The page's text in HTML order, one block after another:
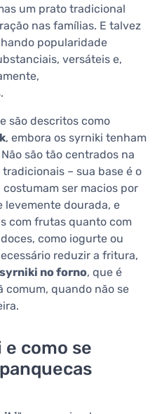
um prato tradicional
nas famílias. E talvez
popularidade
versáteis e,
são descritos como
, embora os syrniki tenham
são tão centrados na
– sua base é o
costumam ser macios por
levemente dourada, e
com frutas quanto com
como iogurte ou
reduzir a fritura,
syrniki no forno, que é
comum, quando não se
e como se